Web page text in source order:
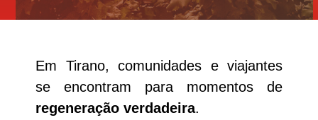
Em Tirano, comunidades e viajantes
se encontram para momentos de
regeneração verdadeira.